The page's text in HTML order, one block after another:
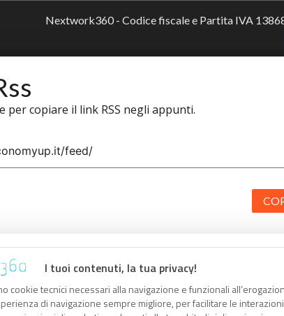
I tuoi contenuti, la tua privacy!
cookie tecnici necessari alla navigazione e funzionali
di navigazione sempre migliore, per facilitare le
Nextwork360 - Codice fiscale e Partita IVA
per copiare il link RSS negli appunti.
per copiare il link RSS negli appunti.